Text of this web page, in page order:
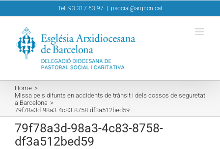
to
Tel. 93 317 63 97 psocial@arqbcn.cat
Home
Missa pels difunts en accidents de trànsit i dels cossos de seguretat
a Barcelona
79f78a3d-98a3-4c83-8758-df3a512bed59
79f78a3d-98a3-4c83-8758-
df3a512bed59